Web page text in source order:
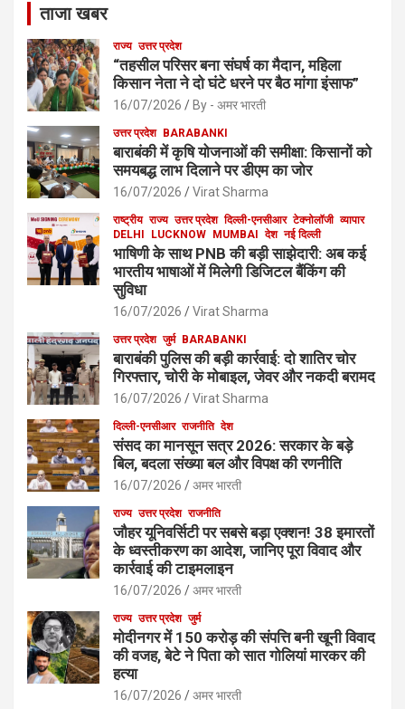
ताजा खबर
राज्य उत्तर प्रदेश
“तहसील परिसर बना संघर्ष का मैदान, महिला
किसान नेता ने दो घंटे धरने पर बैठ मांगा इंसाफ”
16/07/2026 By - अमर भारती
उत्तर प्रदेश BARABANKI
बाराबंकी में कृषि योजनाओं की समीक्षा: किसानों को
समयबद्ध लाभ दिलाने पर डीएम का जोर
16/07/2026 Virat Sharma
राष्ट्रीय राज्य उत्तर प्रदेश दिल्ली-एनसीआर टेक्नोलॉजी व्यापार
DELHI
LUCKNOW MUMBAI देश नई दिल्ली
भाषिणी के साथ PNB की बड़ी साझेदारी: अब कई
भारतीय भाषाओं में मिलेगी डिजिटल बैंकिंग की
सुविधा
16/07/2026 Virat Sharma
उत्तर प्रदेश जुर्म BARABANKI
बाराबंकी पुलिस की बड़ी कार्रवाई: दो शातिर चोर
गिरफ्तार, चोरी के मोबाइल, जेवर और नकदी बरामद
16/07/2026 Virat Sharma
दिल्ली-एनसीआर राजनीति देश
संसद का मानसून सत्र 2026: सरकार के बड़े
बिल, बदला संख्या बल और विपक्ष की रणनीति
16/07/2026 अमर भारती
राज्य उत्तर प्रदेश राजनीति
जौहर यूनिवर्सिटी पर सबसे बड़ा एक्शन! 38 इमारतों
के ध्वस्तीकरण का आदेश, जानिए पूरा विवाद और
कार्रवाई की टाइमलाइन
16/07/2026 अमर भारती
राज्य उत्तर प्रदेश जुर्म
मोदीनगर में 150 करोड़ की संपत्ति बनी खूनी विवाद
की वजह, बेटे ने पिता को सात गोलियां मारकर की
हत्या
16/07/2026 अमर भारती